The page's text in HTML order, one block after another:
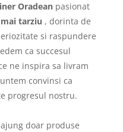
Oradeanpasionat
tarziu , dorinta de
si raspundere
ca succesul
ne inspira sa livram
convinsi ca
progresul nostru.
doar produse